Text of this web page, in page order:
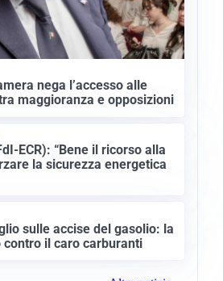
nega l’accesso alle
maggioranza e opposizioni
ECR): “Bene il ricorso alla
la sicurezza energetica
sulle accise del gasolio: la
il caro carburanti